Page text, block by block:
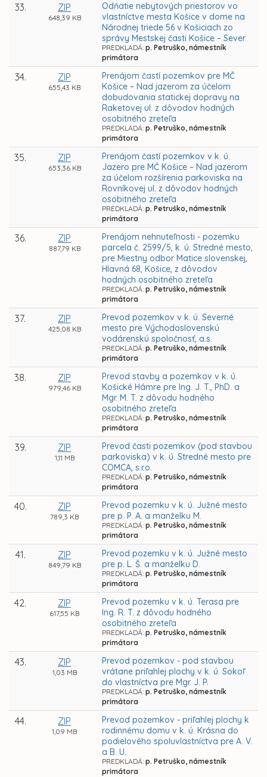
33. ZIP
648,39 KB
Odňatie nebytových priestorov vo
vlastníctve mesta Košice v dome na
Národnej triede 56 v Košiciach zo
správy Mestskej časti Košice – Sever
PREDKLADÁ: p. Petruško, námestník
primátora
34. ZIP
655,43 KB
Prenájom častí pozemkov pre MČ
Košice – Nad jazerom za účelom
dobudovania statickej dopravy na
Raketovej ul. z dôvodov hodných
osobitného zreteľa
PREDKLADÁ: p. Petruško, námestník
primátora
35. ZIP
653,36 KB
Prenájom častí pozemkov v k. ú.
Jazero pre MČ Košice – Nad jazerom
za účelom rozšírenia parkoviska na
Rovníkovej ul. z dôvodov hodných
osobitného zreteľa
PREDKLADÁ: p. Petruško, námestník
primátora
36. ZIP
887,79 KB
Prenájom nehnuteľnosti - pozemku
parcela č. 2599/5, k. ú. Stredné mesto,
pre Miestny odbor Matice slovenskej,
Hlavná 68, Košice, z dôvodov
hodných osobitného zreteľa
PREDKLADÁ: p. Petruško, námestník
primátora
37. ZIP
425,08 KB
Prevod pozemkov v k. ú. Severné
mesto pre Východoslovenskú
vodárenskú spoločnosť, a.s.
PREDKLADÁ: p. Petruško, námestník
primátora
38. ZIP
979,46 KB
Prevod stavby a pozemkov v k. ú.
Košické Hámre pre Ing. J. T., PhD. a
Mgr. M. T. z dôvodu hodného
osobitného zreteľa
PREDKLADÁ: p. Petruško, námestník
primátora
39. ZIP
1,11 MB
Prevod časti pozemkov (pod stavbou
parkoviska) v k. ú. Stredné mesto pre
COMCA, s.r.o.
PREDKLADÁ: p. Petruško, námestník
primátora
40. ZIP
789,3 KB
Prevod pozemku v k. ú. Južné mesto
pre p. P. A. a manželku M.
PREDKLADÁ: p. Petruško, námestník
primátora
41. ZIP
849,79 KB
Prevod pozemku v k. ú. Južné mesto
pre p. L. Š. a manželku D.
PREDKLADÁ: p. Petruško, námestník
primátora
42. ZIP
617,55 KB
Prevod pozemku v k. ú. Terasa pre
Ing. R. T. z dôvodu hodného
osobitného zreteľa
PREDKLADÁ: p. Petruško, námestník
primátora
43. ZIP
1,03 MB
Prevod pozemkov - pod stavbou
vrátane priľahlej plochy v k. ú. Sokoľ
do vlastníctva pre Mgr. J. P.
PREDKLADÁ: p. Petruško, námestník
primátora
44. ZIP
1,09 MB
Prevod pozemkov - priľahlej plochy k
rodinnému domu v k. ú. Krásna do
podielového spoluvlastníctva pre A. V.
a B. U.
PREDKLADÁ: p. Petruško, námestník
primátora